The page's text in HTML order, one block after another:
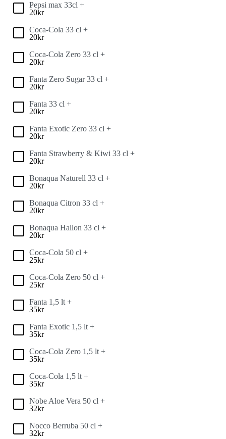
Pepsi max 33cl +
20kr
Coca-Cola 33 cl +
20kr
Coca-Cola Zero 33 cl +
20kr
Fanta Zero Sugar 33 cl +
20kr
Fanta 33 cl +
20kr
Fanta Exotic Zero 33 cl +
20kr
Fanta Strawberry & Kiwi 33 cl +
20kr
Bonaqua Naturell 33 cl +
20kr
Bonaqua Citron 33 cl +
20kr
Bonaqua Hallon 33 cl +
20kr
Coca-Cola 50 cl +
25kr
Coca-Cola Zero 50 cl +
25kr
Fanta 1,5 lt +
35kr
Fanta Exotic 1,5 lt +
35kr
Coca-Cola Zero 1,5 lt +
35kr
Coca-Cola 1,5 lt +
35kr
Nobe Aloe Vera 50 cl +
32kr
Nocco Berruba 50 cl +
32kr